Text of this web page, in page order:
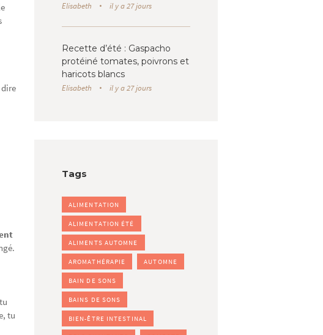
tu
Elisabeth il y a 27 jours
Recette d’été : Gaspacho
protéiné tomates, poivrons et
haricots blancs
Elisabeth il y a 27 jours
Tags
ALIMENTATION
ALIMENTATION ÉTÉ
ALIMENTS AUTOMNE
AROMATHÉRAPIE AUTOMNE
BAIN DE SONS
BAINS DE SONS
BIEN-ÊTRE INTESTINAL